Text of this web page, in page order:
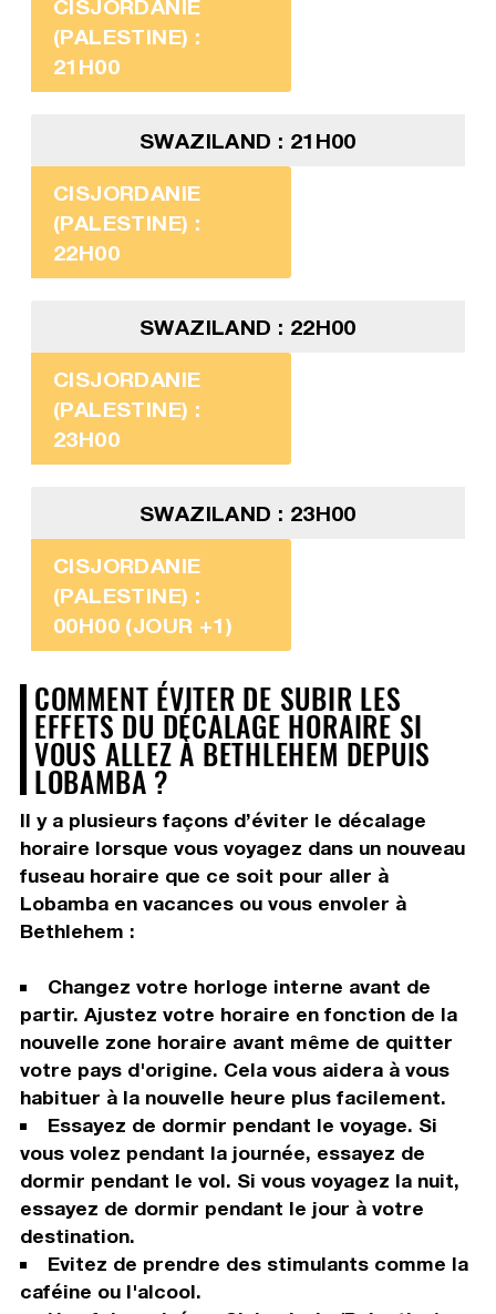
CISJORDANIE
(PALESTINE) :
21H00
SWAZILAND : 21H00
CISJORDANIE
(PALESTINE) :
22H00
SWAZILAND : 22H00
CISJORDANIE
(PALESTINE) :
23H00
SWAZILAND : 23H00
CISJORDANIE
(PALESTINE) :
00H00 (JOUR +1)
COMMENT ÉVITER DE SUBIR LES
EFFETS DU DÉCALAGE HORAIRE SI
VOUS ALLEZ À BETHLEHEM DEPUIS
LOBAMBA ?
Il y a plusieurs façons d’éviter le décalage
horaire lorsque vous voyagez dans un nouveau
fuseau horaire que ce soit pour aller à
Lobamba en vacances ou vous envoler à
Bethlehem :
Changez votre horloge interne avant de
partir. Ajustez votre horaire en fonction de la
nouvelle zone horaire avant même de quitter
votre pays d'origine. Cela vous aidera à vous
habituer à la nouvelle heure plus facilement.
Essayez de dormir pendant le voyage. Si
vous volez pendant la journée, essayez de
dormir pendant le vol. Si vous voyagez la nuit,
essayez de dormir pendant le jour à votre
destination.
Evitez de prendre des stimulants comme la
caféine ou l'alcool.